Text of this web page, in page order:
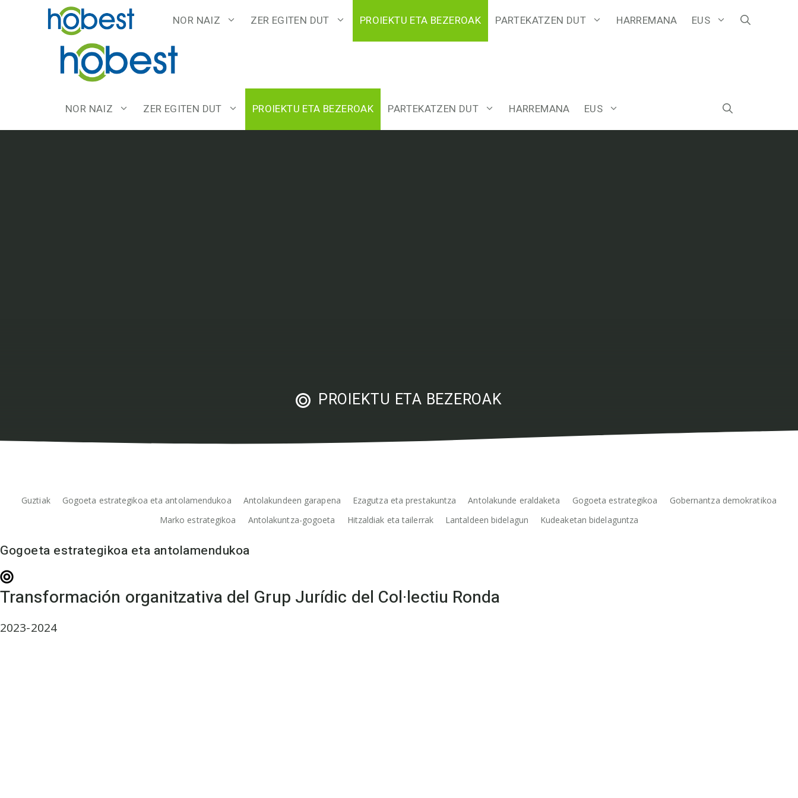
NOR NAIZ ZER EGITEN DUT PROIEKTU ETA BEZEROAK PARTEKATZEN DUT HARREMANA EUS
NOR NAIZ ZER EGITEN DUT PROIEKTU ETA BEZEROAK PARTEKATZEN DUT HARREMANA EUS
PROIEKTU ETA BEZEROAK
Guztiak Gogoeta estrategikoa eta antolamendukoa Antolakundeen garapena Ezagutza eta prestakuntza Antolakunde eraldaketa Gogoeta estrategikoa
Gobernantza demokratikoa
Marko estrategikoa
Antolakuntza-gogoeta Hitzaldiak eta tailerrak Lantaldeen bidelagun Kudeaketan bidelaguntza
Gogoeta estrategikoa eta antolamendukoa
Transformación organitzativa del Grup Jurídic del Col·lectiu Ronda
2023-2024